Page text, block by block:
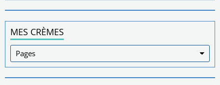
MES CRÈMES